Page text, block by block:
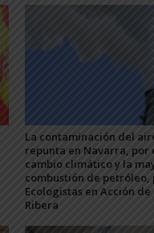
La contaminación del
repunta en Navarra, por
cambio climático y la
combustión de petróleo,
Ecologistas en Acción de
Ribera